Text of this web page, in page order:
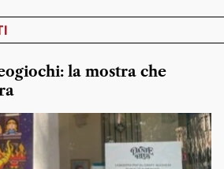
la mostra che